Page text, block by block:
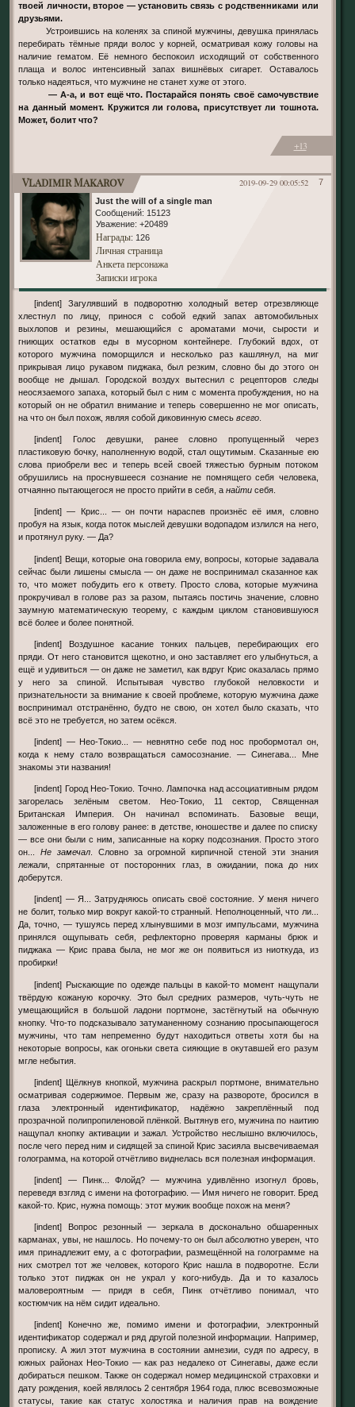
твоей личности, второе — установить связь с родственниками или
друзьями.
Устроившись на коленях за спиной мужчины, девушка принялась
перебирать тёмные пряди волос у корней, осматривая кожу головы на
наличие гематом. Её немного беспокоил исходящий от собственного
плаща и волос интенсивный запах вишнёвых сигарет. Оставалось
только надеяться, что мужчине не станет хуже от этого.
— А-а, и вот ещё что. Постарайся понять своё самочувствие
на данный момент. Кружится ли голова, присутствует ли тошнота.
Может, болит что?
+13
7
2019-09-29 00:05:52
Vladimir Makarov
Just the will of a single man
Сообщений: 15123
Уважение: +20489
Награды: 126
Личная страница
Анкета персонажа
Записки игрока
[indent] Загулявший в подворотню холодный ветер отрезвляюще
хлестнул по лицу, принося с собой едкий запах автомобильных
выхлопов и резины, мешающийся с ароматами мочи, сырости и
гниющих остатков еды в мусорном контейнере. Глубокий вдох, от
которого мужчина поморщился и несколько раз кашлянул, на миг
прикрывая лицо рукавом пиджака, был резким, словно бы до этого он
вообще не дышал. Городской воздух вытеснил с рецепторов следы
неосязаемого запаха, который был с ним с момента пробуждения, но на
который он не обратил внимание и теперь совершенно не мог описать,
на что он был похож, являя собой диковинную смесьвсего
[indent] Голос девушки, ранее словно пропущенный через
пластиковую бочку, наполненную водой, стал ощутимым. Сказанные ею
слова приобрели вес и теперь всей своей тяжестью бурным потоком
обрушились на проснувшееся сознание не помнящего себя человека,
отчаянно пытающегося не просто прийти в себя, анайти себя.
[indent] — Крис... — он почти нараспев произнёс её имя, словно
пробуя на язык, когда поток мыслей девушки водопадом излился на него,
и протянул руку. — Да?
[indent] Вещи, которые она говорила ему, вопросы, которые задавала
сейчас были лишены смысла — он даже не воспринимал сказанное как
то, что может побудить его к ответу. Просто слова, которые мужчина
прокручивал в голове раз за разом, пытаясь постичь значение, словно
заумную математическую теорему, с каждым циклом становившуюся
всё более и более понятной.
[indent] Воздушное касание тонких пальцев, перебирающих его
пряди. От него становится щекотно, и оно заставляет его улыбнуться, а
ещё и удивиться — он даже не заметил, как вдруг Крис оказалась прямо
у него за спиной. Испытывая чувство глубокой неловкости и
признательности за внимание к своей проблеме, которую мужчина даже
воспринимал отстранённо, будто не свою, он хотел было сказать, что
всё это не требуется, но затем осёкся.
[indent] — Нео-Токио... — невнятно себе под нос пробормотал он,
когда к нему стало возвращаться самосознание. — Синегава... Мне
знакомы эти названия!
[indent] Город Нео-Токио. Точно. Лампочка над ассоциативным рядом
загорелась зелёным светом. Нео-Токио, 11 сектор, Священная
Британская Империя. Он начинал вспоминать. Базовые вещи,
заложенные в его голову ранее: в детстве, юношестве и далее по списку
— все они были с ним, записанные на корку подсознания. Просто этого
он...Не замечал. Словно за огромной кирпичной стеной эти знания
лежали, спрятанные от посторонних глаз, в ожидании, пока до них
доберутся.
[indent] — Я... Затрудняюсь описать своё состояние. У меня ничего
не болит, только мир вокруг какой-то странный. Неполноценный, что ли...
Да, точно, — тушуясь перед хлынувшими в мозг импульсами, мужчина
принялся ощупывать себя, рефлекторно проверяя карманы брюк и
пиджака — Крис права была, не мог же он появиться из ниоткуда, из
пробирки!
[indent] Рыскающие по одежде пальцы в какой-то момент нащупали
твёрдую кожаную корочку. Это был средних размеров, чуть-чуть не
умещающийся в большой ладони портмоне, застёгнутый на обычную
кнопку. Что-то подсказывало затуманенному сознанию просыпающегося
мужчины, что там непременно будут находиться ответы хотя бы на
некоторые вопросы, как огоньки света сияющие в окутавшей его разум
мгле небытия.
[indent] Щёлкнув кнопкой, мужчина раскрыл портмоне, внимательно
осматривая содержимое. Первым же, сразу на развороте, бросился в
глаза электронный идентификатор, надёжно закреплённый под
прозрачной полипропиленовой плёнкой. Вытянув его, мужчина по наитию
нащупал кнопку активации и зажал. Устройство неслышно включилось,
после чего перед ним и сидящей за спиной Крис засияла высвечиваемая
голограмма, на которой отчётливо виднелась вся полезная информация.
[indent] — Пинк... Флойд? — мужчина удивлённо изогнул бровь,
переведя взгляд с имени на фотографию. — Имя ничего не говорит. Бред
какой-то. Крис, нужна помощь: этот мужик вообще похож на меня?
[indent] Вопрос резонный — зеркала в досконально обшаренных
карманах, увы, не нашлось. Но почему-то он был абсолютно уверен, что
имя принадлежит ему, а с фотографии, размещённой на голограмме на
них смотрел тот же человек, которого Крис нашла в подворотне. Если
только этот пиджак он не украл у кого-нибудь. Да и то казалось
маловероятным — придя в себя, Пинк отчётливо понимал, что
костюмчик на нём сидит идеально.
[indent] Конечно же, помимо имени и фотографии, электронный
идентификатор содержал и ряд другой полезной информации. Например,
прописку. А жил этот мужчина в состоянии амнезии, судя по адресу, в
южных районах Нео-Токио — как раз недалеко от Синегавы, даже если
добираться пешком. Также он содержал номер медицинской страховки и
дату рождения, коей являлось 2 сентября 1964 года, плюс всевозможные
статусы, такие как статус холостяка и наличия прав на вождение